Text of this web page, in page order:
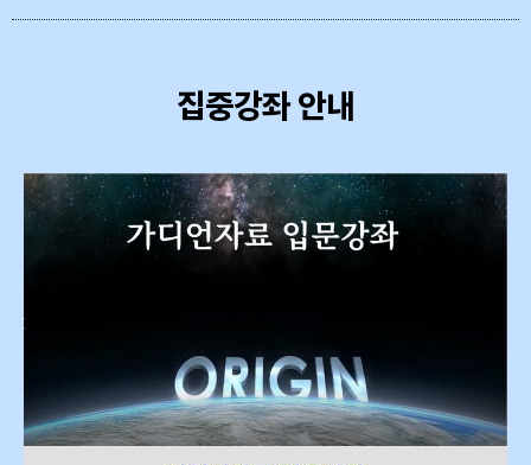
집중강좌 안내